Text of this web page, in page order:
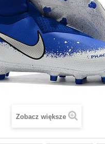
Zobacz większe